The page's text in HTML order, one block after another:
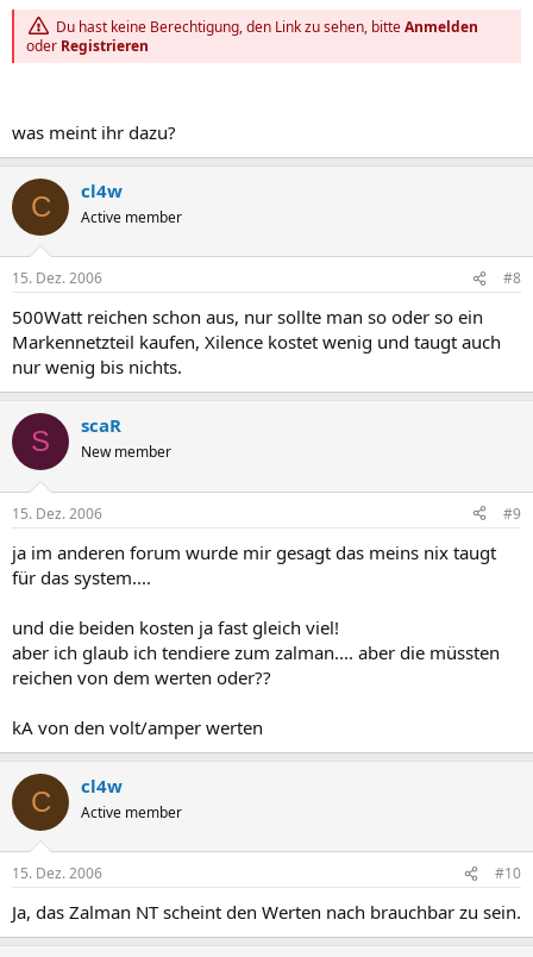
Du hast keine Berechtigung, den Link zu sehen, bitteAnmelden
oder Registrieren
was meint ihr dazu?
C cl4w
Active member
15. Dez. 2006 #8
500Watt reichen schon aus, nur sollte man so oder so ein
Markennetzteil kaufen, Xilence kostet wenig und taugt auch
nur wenig bis nichts.
S scaR
New member
15. Dez. 2006 #9
ja im anderen forum wurde mir gesagt das meins nix taugt
für das system....
und die beiden kosten ja fast gleich viel!
aber ich glaub ich tendiere zum zalman.... aber die müssten
reichen von dem werten oder??
kA von den volt/amper werten
C cl4w
Active member
15. Dez. 2006 #10
Ja, das Zalman NT scheint den Werten nach brauchbar zu sein.